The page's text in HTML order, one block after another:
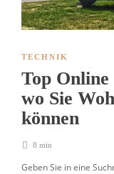
TECHNIK
Top
wo Sie
können
8 min
Geben Sie in eine